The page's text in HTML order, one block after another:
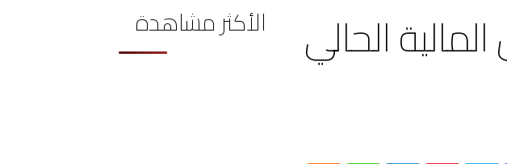
الحالي الأكثر مشاهدة